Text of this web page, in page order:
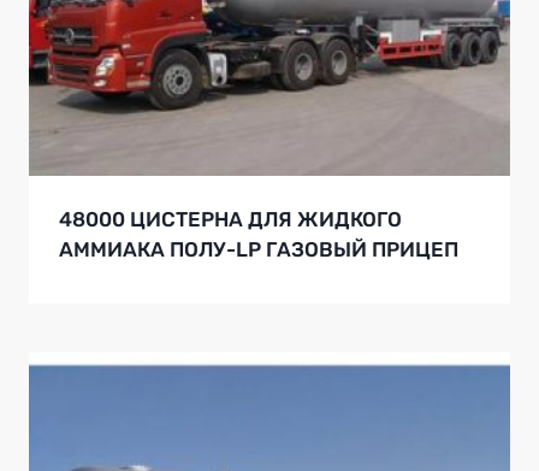
48000 ЦИСТЕРНА ДЛЯ ЖИДКОГО
АММИАКА ПОЛУ-LP ГАЗОВЫЙ ПРИЦЕП